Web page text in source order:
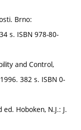
Brno:
s. ISBN 978-80-
and Control,
382 s. ISBN 0-
Hoboken, N.J.: J.